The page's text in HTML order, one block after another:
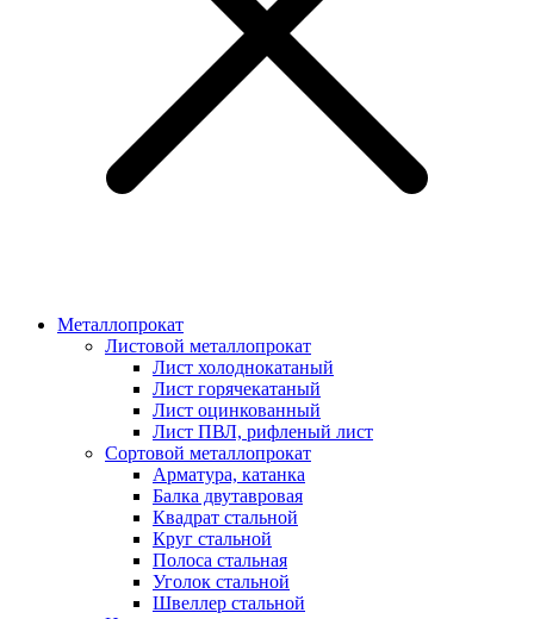
Металлопрокат
Листовой металлопрокат
Лист холоднокатаный
Лист горячекатаный
Лист оцинкованный
Лист ПВЛ, рифленый лист
Сортовой металлопрокат
Арматура, катанка
Балка двутавровая
Квадрат стальной
Круг стальной
Полоса стальная
Уголок стальной
Швеллер стальной